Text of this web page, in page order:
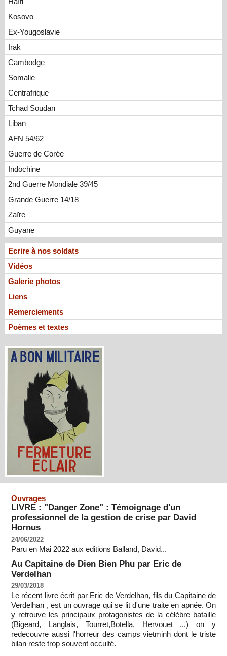
Kosovo
Ex-Yougoslavie
Irak
Cambodge
Somalie
Centrafrique
Tchad Soudan
Liban
AFN 54/62
Guerre de Corée
Indochine
2nd Guerre Mondiale 39/45
Grande Guerre 14/18
Zaïre
Guyane
Ecrire à nos soldats
Vidéos
Galerie photos
Liens
Remerciements
Poèmes et textes
Ouvrages
LIVRE : "Danger Zone" : Témoignage d'un
professionnel de la gestion de crise par David
Hornus
24/06/2022
Paru en Mai 2022 aux editions Balland, David...
Au Capitaine de Dien Bien Phu par Eric de
Verdelhan
29/03/2018
Le récent livre écrit par Eric de Verdelhan, fils du Capitaine de
Verdelhan , est un ouvrage qui se lit d'une traite en apnée. On
y retrouve les principaux protagonistes de la célèbre bataille
(Bigeard, Langlais, Tourret,Botella, Hervouet ...) on y
redecouvre aussi l'horreur des camps vietminh dont le triste
bilan reste trop souvent occulté.